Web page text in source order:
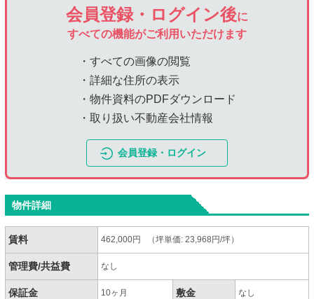
会員登録・ログイン後に
すべての機能がご利用いただけます
・すべての画像の閲覧
・詳細な住所の表示
・物件資料のPDFダウンロード
・取り扱い不動産会社情報
会員登録・ログイン
物件詳細
賃料 462,000円 （坪単価: 23,968円/坪）
管理費/共益費 なし
保証金 10ヶ月 敷金 なし